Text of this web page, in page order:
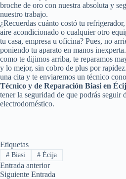
broche de oro con nuestra absoluta y
nuestro trabajo.
¿Recuerdas cuánto costó tu
aire acondicionado o cualquier otro
tu casa, empresa u oficina? Pues, no
poniendo tu aparato en manos
como te dijimos arriba, te reparamos
y lo mejor, sin cobro de plus por
una cita y te enviaremos un técnico
Técnico y de Reparación Biasi en
tener la seguridad de que podrás seguir
electrodoméstico.
Etiquetas
#Biasi #Écija
Entrada anterior
Siguiente Entrada